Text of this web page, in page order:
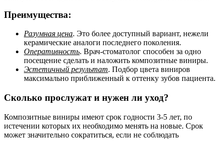
Преимущества:
Разумная цена. Это более доступный вариант, нежели
керамические аналоги последнего поколения.
Оперативность. Врач-стоматолог способен за одно
посещение сделать и наложить композитные виниры.
Эстетичный результат. Подбор цвета виниров
максимально приближенный к оттенку зубов пациента.
Сколько прослужат и нужен ли уход?
Композитные виниры имеют срок годности 3-5 лет, по
истечении которых их необходимо менять на новые. Срок
может значительно сократиться, если не соблюдать